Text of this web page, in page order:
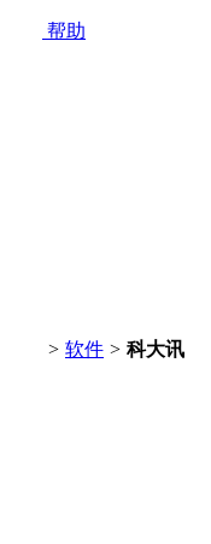
帮助
> 软件 > 科大讯